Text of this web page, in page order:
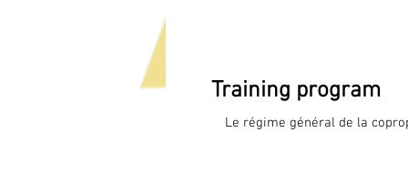
Training program
Le régime général de la